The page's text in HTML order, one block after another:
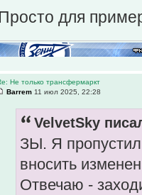
для
Не только трансфермаркт
Barrem 11 июл 2025, 22:28
VelvetSky
ЗЫ. Я
вносить
Отвечаю -